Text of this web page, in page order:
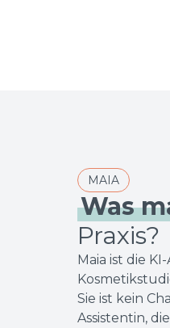
MAIA
Was
Praxis?
Maia ist die
Sie ist kein
Assistentin,